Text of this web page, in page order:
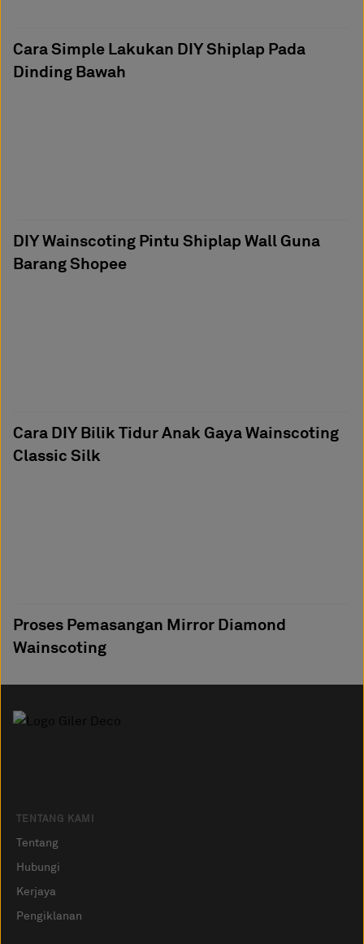
Cara Simple Lakukan DIY Shiplap Pada
Dinding Bawah
DIY Wainscoting Pintu Shiplap Wall Guna
Barang Shopee
Cara DIY Bilik Tidur Anak Gaya Wainscoting
Classic Silk
Proses Pemasangan Mirror Diamond
Wainscoting
TENTANG KAMI
Tentang
Hubungi
Kerjaya
Pengiklanan